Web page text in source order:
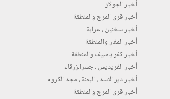
أخبار الجولان
أخبار قرى المرج والمنطقة
أخبار سخنين ، عرابة
أخبار المغار والمنطقة
أخبار كفر ياسيف والمنطقة
أخبار الفريديس ، جسرالزرقاء
أخبار دير الاسد ، البعنة ، مجد الكروم
أخبار قرى المرج والمنطقة